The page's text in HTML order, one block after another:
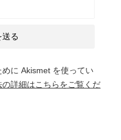
に Akismet を使ってい
詳細はこちらをご覧くだ